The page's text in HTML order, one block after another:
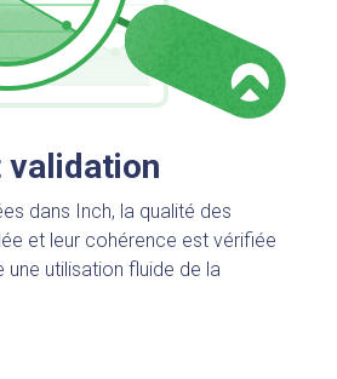
validation
dans Inch, la qualité des
et leur cohérence est vérifiée
utilisation fluide de la